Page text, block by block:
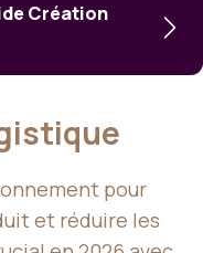
Création
pour
et réduire les